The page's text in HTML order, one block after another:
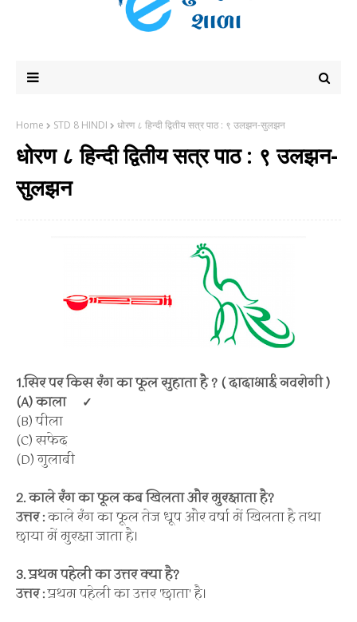
Home STD 8 HINDI धोरण ८ हिन्दी द्वितीय सत्र पाठ : ९ उलझन-सुलझन
धोरण ८ हिन्दी द्वितीय सत्र पाठ : ९ उलझन-
सुलझन
1.सिर पर किस रंग का फूल सुहाता है ? ( दादाभाई नवरोगी )
(A) काला
✓
(B) पीला
(C) सफेद
(D) गुलाबी
2. काले रंग का फूल कब खिलता और मुरझाता है?
उत्तर :काले रंग का फूल तेज धूप और वर्षा में खिलता है तथा
छाया में मुरझा जाता है।
3. प्रथम पहेली का उत्तर क्या है?
उत्तर :प्रथम पहेली का उत्तर 'छाता' है।